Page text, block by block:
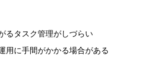
るタスク管理がしづらい
用に手間がかかる場合がある